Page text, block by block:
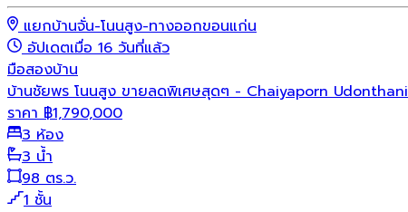
แยกบ้านจั่น-โนนสูง-ทางออกขอนแก่น
อัปเดตเมื่อ 16 วันที่แล้ว
มือสองบ้าน
บ้านชัยพร โนนสูง ขายลดพิเศษสุดๆ - Chaiyaporn Udonthani
ราคา ฿1,790,000
3 ห้อง
3 น้ำ
98 ตร.ว.
1 ชั้น